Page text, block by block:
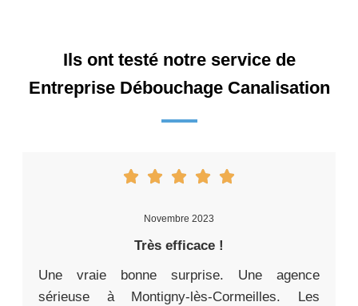
Ils ont testé notre service de
Entreprise Débouchage Canalisation
Novembre 2023
Très efficace !
Une vraie bonne surprise. Une agence
sérieuse à Montigny-lès-Cormeilles. Les